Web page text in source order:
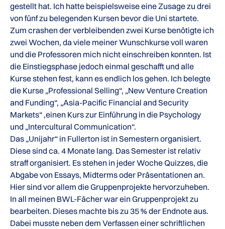
gestellt hat. Ich hatte beispielsweise eine Zusage zu drei
von fünf zu belegenden Kursen bevor die Uni startete.
Zum crashen der verbleibenden zwei Kurse benötigte ich
zwei Wochen, da viele meiner Wunschkurse voll waren
und die Professoren mich nicht einschreiben konnten. Ist
die Einstiegsphase jedoch einmal geschafft und alle
Kurse stehen fest, kann es endlich los gehen. Ich belegte
die Kurse „Professional Selling“, „New Venture Creation
and Funding“, „Asia-Pacific Financial and Security
Markets“ ,einen Kurs zur Einführung in die Psychology
und „Intercultural Communication“.
Das „Unijahr“ in Fullerton ist in Semestern organisiert.
Diese sind ca. 4 Monate lang. Das Semester ist relativ
straff organisiert. Es stehen in jeder Woche Quizzes, die
Abgabe von Essays, Midterms oder Präsentationen an.
Hier sind vor allem die Gruppenprojekte hervorzuheben.
In all meinen BWL-Fächer war ein Gruppenprojekt zu
bearbeiten. Dieses machte bis zu 35 % der Endnote aus.
Dabei musste neben dem Verfassen einer schriftlichen